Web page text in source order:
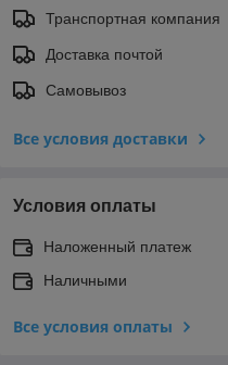
Транспортная компания
Доставка почтой
Самовывоз
Все условия доставки
Условия оплаты
Наложенный платеж
Наличными
Все условия оплаты